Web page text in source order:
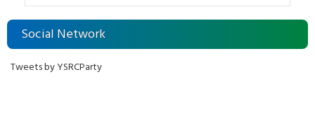
Social Network
Tweets by YSRCParty